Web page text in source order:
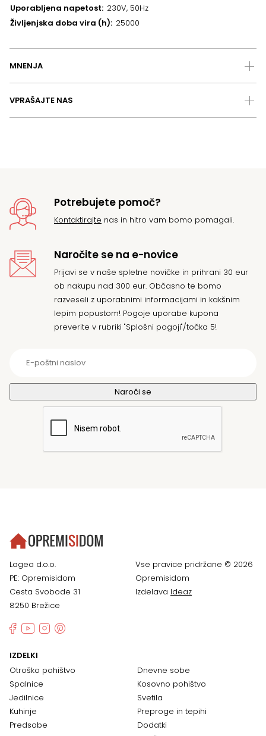
Uporabljena napetost 230V, 50Hz
Življenjska doba vira (h) 25000
MNENJA
VPRAŠAJTE NAS
Potrebujete pomoč?
Kontaktirajte nas in hitro vam bomo pomagali.
Naročite se na e-novice
Prijavi se v naše spletne novičke in prihrani 30 eur
ob nakupu nad 300 eur. Občasno te bomo
razveseli z uporabnimi informacijami in kakšnim
lepim popustom! Pogoje uporabe kupona
preverite v rubriki "Splošni pogoji"/točka 5!
Lagea d.o.o.
PE: Opremisidom
Cesta Svobode 31
8250 Brežice
Vse pravice pridržane © 2026
Opremisidom
Izdelava Ideaz
IZDELKI
Otroško pohištvo
Spalnice
Jedilnice
Kuhinje
Predsobe
Dnevne sobe
Kosovno pohištvo
Svetila
Preproge in tepihi
Dodatki